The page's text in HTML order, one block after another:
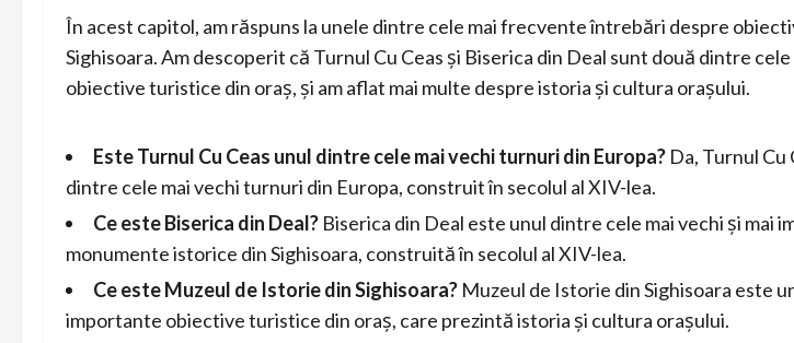
În acest capitol, am răspuns la unele dintre cele mai frecvente întrebări despre
Sighisoara. Am descoperit că Turnul Cu Ceas și Biserica din Deal sunt două dintre
obiective turistice din oraș, și am aflat mai multe despre istoria și cultura orașului.
Este Turnul Cu Ceas unul dintre cele mai vechi turnuri din Europa? Da, Turnul Cu
dintre cele mai vechi turnuri din Europa, construit în secolul al XIV-lea.
Ce este Biserica din Deal? Biserica din Deal este unul dintre cele mai vechi și mai
monumente istorice din Sighisoara, construită în secolul al XIV-lea.
Ce este Muzeul de Istorie din Sighisoara? Muzeul de Istorie din Sighisoara este
importante obiective turistice din oraș, care prezintă istoria și cultura orașului.